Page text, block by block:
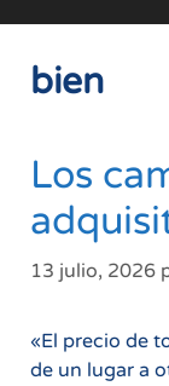
contenido
bien
Los
13 julio, 2026
«El precio de
de un lugar a